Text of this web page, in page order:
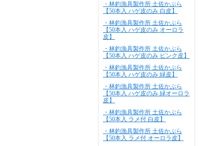
・林釣漁具製作所 土佐かぶら
【50本入 ハゲ皮のみ 白皮】
・林釣漁具製作所 土佐かぶら
【50本入 ハゲ皮のみ オーロラ
皮】
・林釣漁具製作所 土佐かぶら
【50本入 ハゲ皮のみ ピンク皮】
・林釣漁具製作所 土佐かぶら
【50本入 ハゲ皮のみ 緑皮】
・林釣漁具製作所 土佐かぶら
【50本入 ハゲ皮のみ 緑オーロラ
皮】
・林釣漁具製作所 土佐かぶら
【50本入 ラメ付 白皮】
・林釣漁具製作所 土佐かぶら
【50本入 ラメ付 オーロラ皮】